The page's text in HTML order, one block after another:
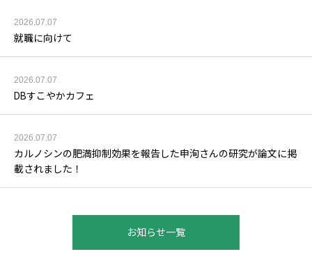
2026.07.07
就職に向けて
2026.07.07
DBすこやかカフェ
2026.07.07
カルノシンの肥満抑制効果を報告した申洵さんの研究が論文に掲
載されました！
お知らせ一覧